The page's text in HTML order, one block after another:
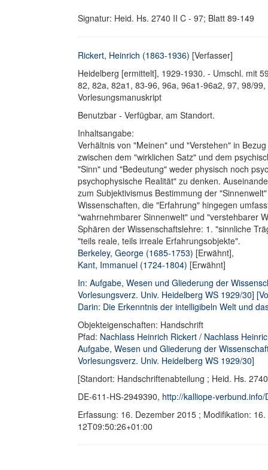
Signatur: Heid. Hs. 2740 II C - 97; Blatt 89-149
Rickert, Heinrich (1863-1936) [Verfasser]
Heidelberg [ermittelt], 1929-1930. - Umschl. mit
82, 82a, 82a1, 83-96, 96a, 96a1-96a2, 97, 98/
Vorlesungsmanuskript
Benutzbar - Verfügbar, am Standort.
Inhaltsangabe:
Verhältnis von "Meinen" und "Verstehen" in
zwischen dem "wirklichen Satz" und dem
"Sinn" und "Bedeutung" weder physisch noch
psychophysische Realität" zu denken.
zum Subjektivismus Bestimmung der
Wissenschaften, die "Erfahrung" hingegen
"wahrnehmbarer Sinnenwelt" und "verstehbarer
Sphären der Wissenschaftslehre: 1. "sinnliche
"teils reale, teils irreale Erfahrungsobjekte".
Berkeley, George (1685-1753) [Erwähnt],
Kant, Immanuel (1724-1804) [Erwähnt]
In: Aufgabe, Wesen und Gliederung der
Vorlesungsverz. Univ. Heidelberg WS 1929/30]
Darin: Die Erkenntnis der intelligibeln Welt und
Objekteigenschaften: Handschrift
Pfad: Nachlass Heinrich Rickert / Nachlass
Aufgabe, Wesen und Gliederung der
Vorlesungsverz. Univ. Heidelberg WS 1929/30]
[Standort: Handschriftenabteilung ; Heid. Hs.
DE-611-HS-2949390, http://kalliope-
Erfassung: 16. Dezember 2015 ; Modifikation:
12T09:50:26+01:00